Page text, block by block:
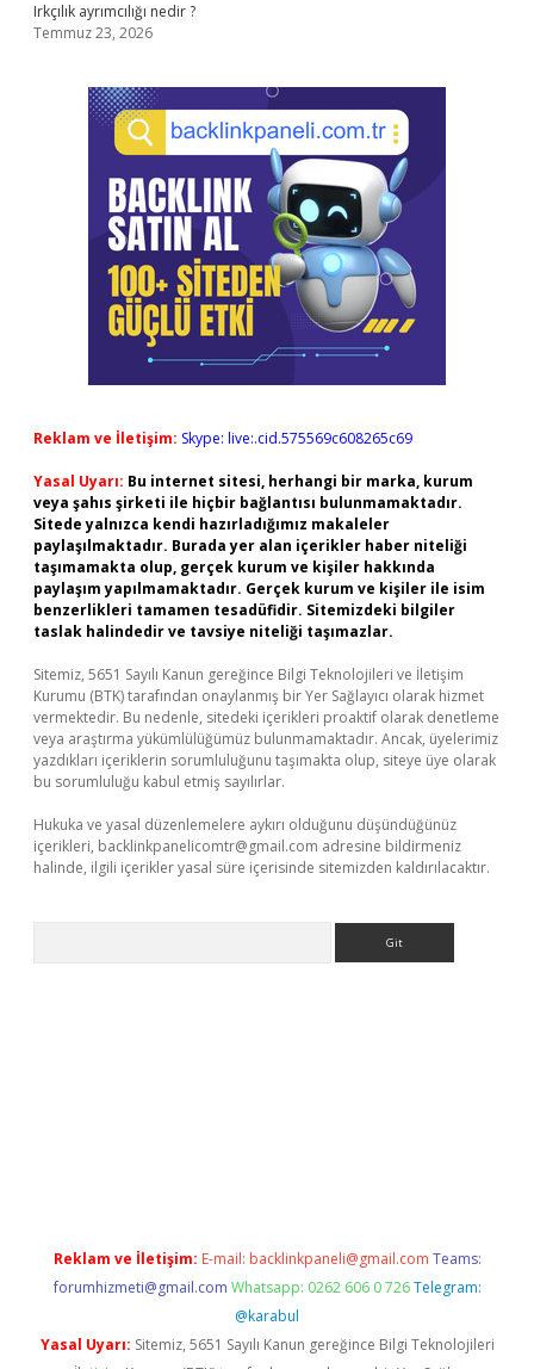
Irkçılık ayrımcılığı nedir ?
Temmuz 23, 2026
Reklam ve İletişim: Skype: live:.cid.575569c608265c69
Yasal Uyarı: Bu internet sitesi, herhangi bir marka, kurum
veya şahıs şirketi ile hiçbir bağlantısı bulunmamaktadır.
Sitede yalnızca kendi hazırladığımız makaleler
paylaşılmaktadır. Burada yer alan içerikler haber niteliği
taşımamakta olup, gerçek kurum ve kişiler hakkında
paylaşım yapılmamaktadır. Gerçek kurum ve kişiler ile isim
benzerlikleri tamamen tesadüfidir. Sitemizdeki bilgiler
taslak halindedir ve tavsiye niteliği taşımazlar.
Sitemiz, 5651 Sayılı Kanun gereğince Bilgi Teknolojileri ve İletişim
Kurumu (BTK) tarafından onaylanmış bir Yer Sağlayıcı olarak hizmet
vermektedir. Bu nedenle, sitedeki içerikleri proaktif olarak denetleme
veya araştırma yükümlülüğümüz bulunmamaktadır. Ancak, üyelerimiz
yazdıkları içeriklerin sorumluluğunu taşımakta olup, siteye üye olarak
bu sorumluluğu kabul etmiş sayılırlar.
Hukuka ve yasal düzenlemelere aykırı olduğunu düşündüğünüz
içerikleri, backlinkpanelicomtr@gmail.com adresine bildirmeniz
halinde, ilgili içerikler yasal süre içerisinde sitemizden kaldırılacaktır.
Reklam ve İletişim: E-mail: backlinkpaneli@gmail.com Teams:
forumhizmeti@gmail.com Whatsapp: 0262 606 0 726 Telegram:
@karabul
Yasal Uyarı: Sitemiz, 5651 Sayılı Kanun gereğince Bilgi Teknolojileri